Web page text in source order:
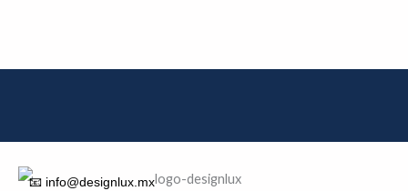
📧 info@designlux.mx